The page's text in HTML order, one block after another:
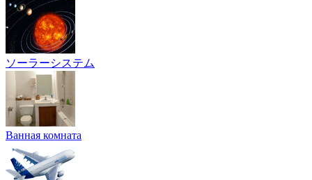
ソーラーシステム
Ванная комната